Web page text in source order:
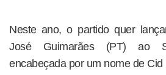
Neste ano, o partido quer
José Guimarães (PT) ao
encabeçada por um nome de Cid